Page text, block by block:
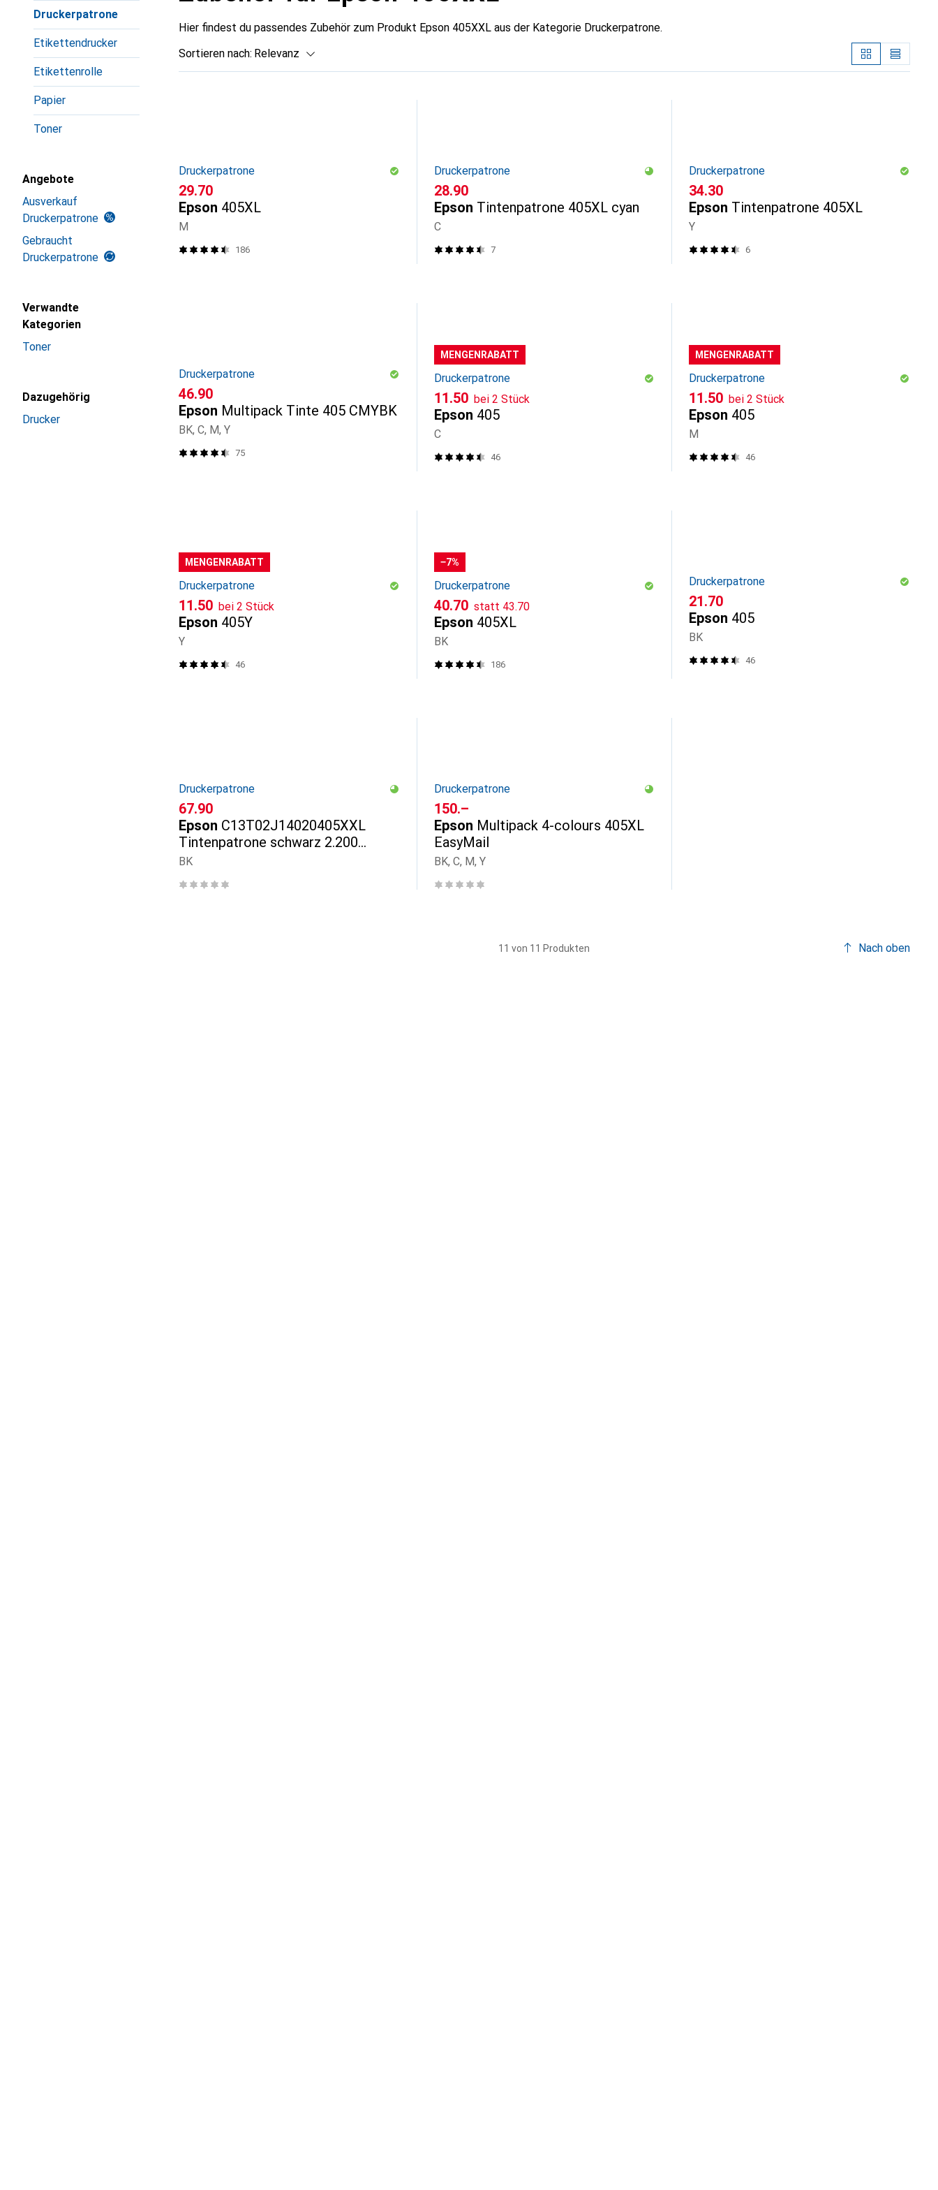
Druckerpatrone
Etikettendrucker
Etikettenrolle
Papier
Toner
Angebote
Ausverkauf
Druckerpatrone
Gebraucht
Druckerpatrone
Verwandte
Kategorien
Toner
Dazugehörig
Drucker
Hier findest du passendes Zubehör zum Produkt Epson 405XXL aus der Kategorie Druckerpatrone.
Sortieren nach: Relevanz
Druckerpatrone
CHF
29.70
Epson 405XL
M
186
Druckerpatrone
CHF
28.90
Epson Tintenpatrone 405XL cyan
C
7
Druckerpatrone
CHF
34.30
Epson Tintenpatrone 405XL
Y
6
Druckerpatrone
CHF
46.90
Epson Multipack Tinte 405 CMYBK
BK, C, M, Y
75
MENGENRABATT
Druckerpatrone
CHF
11.50 bei 2 Stück
Epson 405
C
46
MENGENRABATT
Druckerpatrone
CHF
11.50 bei 2 Stück
Epson 405
M
46
MENGENRABATT
Druckerpatrone
CHF
11.50 bei 2 Stück
Epson 405Y
Y
46
−7%
Druckerpatrone
CHF
40.70 statt CHF
43.70
Epson 405XL
BK
186
Druckerpatrone
CHF
21.70
Epson 405
BK
46
Druckerpatrone
CHF
67.90
Epson C13T02J14020405XXL
Tintenpatrone schwarz 2.200
Seiten 372ml Schwarz WF-7830
BK
Druckerpatrone
CHF
150.–
Epson Multipack 4-colours 405XL
EasyMail
BK, C, M, Y
11 von 11 Produkten Nach oben